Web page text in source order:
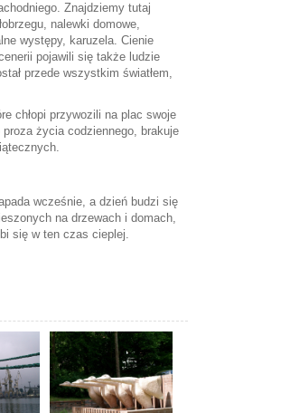
Znajdziemy tutaj
nalewki domowe,
występy, karuzela. Cienie
pojawili się także ludzie
przede wszystkim światłem,
chłopi przywozili na plac swoje
życia codziennego, brakuje
wcześnie, a dzień budzi się
na drzewach i domach,
się w ten czas cieplej.